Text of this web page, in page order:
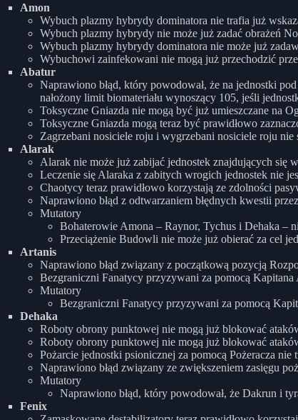
Amon
Wybuch plazmy hybrydy dominatora nie trafia już
Wybuch plazmy hybrydy nie może już zadać obrażeń
Wybuch plazmy hybrydy dominatora nie może już
Wybuchowi zainfekowani nie mogą już przechodzić
Abatur
Naprawiono błąd, który powodował, że na jednostki
nałożony limit biomateriału wynoszący 105, jeśli
Toksyczne Gniazda nie mogą być już umieszczane na
Toksyczne Gniazda mogą teraz być prawidłowo
Zagrzebani nosiciele roju i wygrzebani nosiciele roju
Alarak
Alarak nie może już zabijać jednostek znajdujących się
Leczenie się Alaraka z zabitych wrogich jednostek nie
Chaotycy teraz prawidłowo korzystają ze zdolności
Naprawiono błąd z odtwarzaniem błędnych kwestii
Mutatory
Bohaterowie Amona – Raynor, Tychus i Dehaka –
Przeciążenie Budowli nie może już obierać za cel
Artanis
Naprawiono błąd związany z początkową pozycją
Bezgraniczni Fanatycy przyzywani za pomocą
Mutatory
Bezgraniczni Fanatycy przyzywani za pomocą
Dehaka
Roboty obrony punktowej nie mogą już blokować
Roboty obrony punktowej nie mogą już blokować
Pożarcie jednostki psionicznej za pomocą Pożeracza
Naprawiono błąd związany ze zwiększeniem zasięgu
Mutatory
Naprawiono błąd, który powodował, że Dakrun i
Fenix